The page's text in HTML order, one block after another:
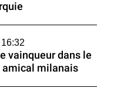
vainqueur dans le
amical milanais